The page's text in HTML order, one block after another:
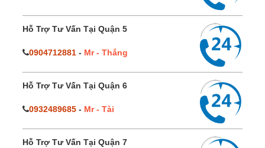
Hỗ Trợ Tư Vấn Tại Quận 5
0904712881 - Mr - Thắng
Hỗ Trợ Tư Vấn Tại Quận 6
0932489685 - Mr - Tài
Hỗ Trợ Tư Vấn Tại Quận 7